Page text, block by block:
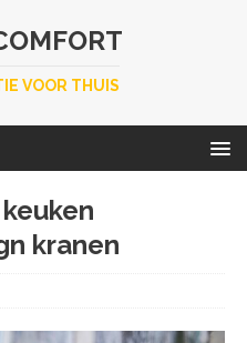
VOOR THUIS
kranen